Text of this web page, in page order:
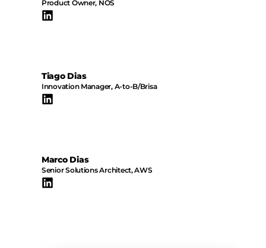
Product Owner, NOS
Tiago Dias
Innovation Manager, A-to-B/Brisa
Marco Dias
Senior Solutions Architect, AWS